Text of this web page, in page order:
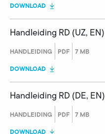
DOWNLOAD
Handleiding RD (UZ, EN)
HANDLEIDING PDF 7 MB
DOWNLOAD
Handleiding RD (DE, EN)
HANDLEIDING PDF 7 MB
DOWNLOAD